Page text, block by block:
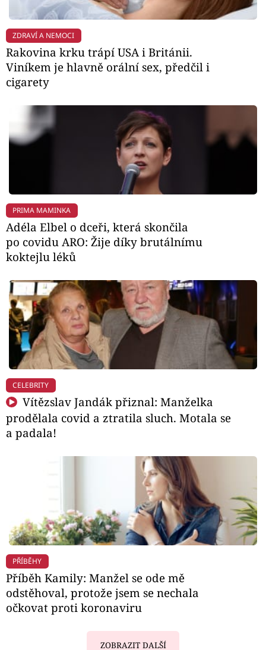
ZDRAVÍ A NEMOCI
Rakovina krku trápí USA i Británii.
Viníkem je hlavně orální sex, předčil i
cigarety
PRIMA MAMINKA
Adéla Elbel o dceři, která skončila
po covidu ARO: Žije díky brutálnímu
koktejlu léků
CELEBRITY
Vítězslav Jandák přiznal: Manželka
prodělala covid a ztratila sluch. Motala se
a padala!
PŘÍBĚHY
Příběh Kamily: Manžel se ode mě
odstěhoval, protože jsem se nechala
očkovat proti koronaviru
ZOBRAZIT DALŠÍ